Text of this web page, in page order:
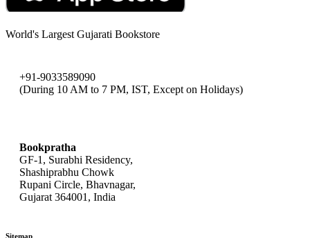
World's Largest Gujarati Bookstore
+91-9033589090
(During 10 AM to 7 PM, IST, Except on Holidays)
Bookpratha
GF-1, Surabhi Residency,
Shashiprabhu Chowk
Rupani Circle, Bhavnagar,
Gujarat 364001, India
Sitemap